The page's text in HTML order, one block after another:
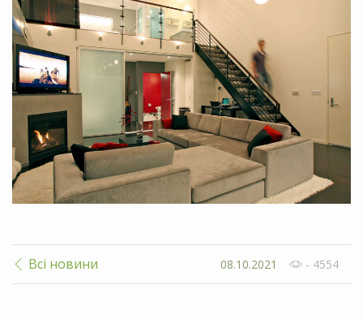
Всі новини 08.10.2021 - 4554